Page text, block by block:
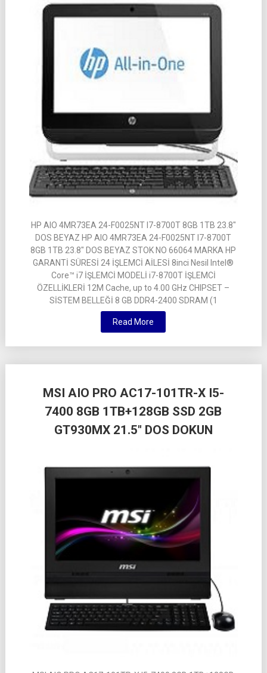
HP AIO 4MR73EA 24-F0025NT I7-8700T 8GB 1TB 23.8″
DOS BEYAZ HP AIO 4MR73EA 24-F0025NT I7-8700T
8GB 1TB 23.8″ DOS BEYAZ STOK NO 66064 MARKA HP
GARANTİ SÜRESİ 24 İŞLEMCİ AİLESİ 8inci Nesil Intel®
Core™ i7 İŞLEMCİ MODELİ i7-8700T İŞLEMCİ
ÖZELLİKLERİ 12M Cache, up to 4.00 GHz CHIPSET –
SİSTEM BELLEĞİ 8 GB DDR4-2400 SDRAM (1
Read More
MSI AIO PRO AC17-101TR-X I5-
7400 8GB 1TB+128GB SSD 2GB
GT930MX 21.5″ DOS DOKUN